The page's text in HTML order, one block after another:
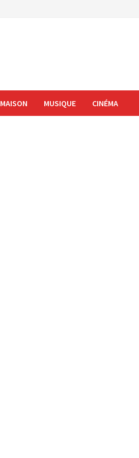
MAISON MUSIQUE CINÉMA